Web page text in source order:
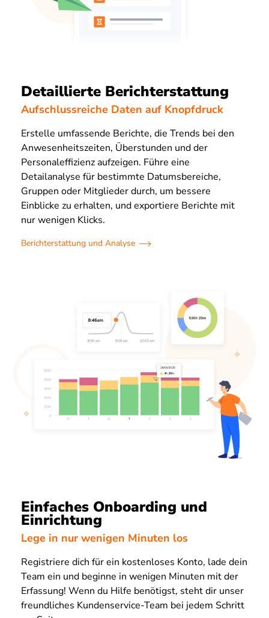
Detaillierte Berichterstattung
Aufschlussreiche Daten auf Knopfdruck
Erstelle umfassende Berichte, die Trends bei den
Anwesenheitszeiten, Überstunden und der
Personaleffizienz aufzeigen. Führe eine
Detailanalyse für bestimmte Datumsbereiche,
Gruppen oder Mitglieder durch, um bessere
Einblicke zu erhalten, und exportiere Berichte mit
nur wenigen Klicks.
Berichterstattung und Analyse
Einfaches Onboarding und
Einrichtung
Lege in nur wenigen Minuten los
Registriere dich für ein kostenloses Konto, lade dein
Team ein und beginne in wenigen Minuten mit der
Erfassung! Wenn du Hilfe benötigst, steht dir unser
freundliches Kundenservice-Team bei jedem Schritt